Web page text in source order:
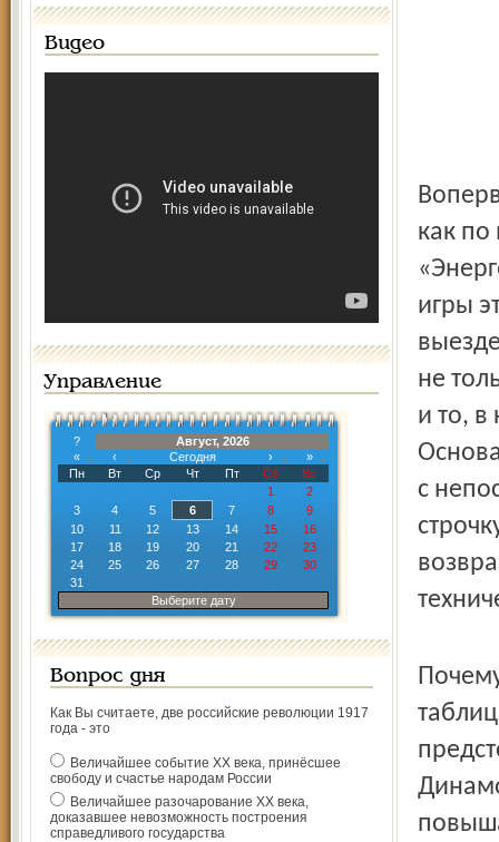
Видео
Управление
?
Август, 2026
«
‹ Сегодня ›
»
Пн
Вт Ср Чт Пт Сб
Вс
1
2
3
4 5 6 7 8
9
10
11 12 13 14 15
16
17
18 19 20 21 22
23
24
25 26 27 28 29
30
31
Выберите дату
Вопрос дня
Как Вы считаете, две российские революции 1917
года - это
Величайшее событие ХХ века, принёсшее
свободу и счастье народам России
Величайшее разочарование ХХ века,
доказавшее невозможность построения
справедливого государства
как по
игры
не
и то, в
с